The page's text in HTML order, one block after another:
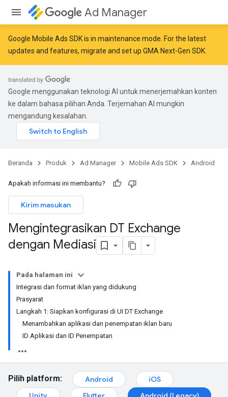
Ad Manager
Google Mobile Ads SDK is in maintenance mode. For the latest
updates and features, migrate and set up GMA Next-Gen SDK
Google menggunakan teknologi AI untuk menerjemahkan konten
ke dalam bahasa pilihan Anda. Terjemahan AI mungkin
mengandung kesalahan.
Beranda Produk Ad Manager Mobile Ads SDK Android
Apakah informasi ini membantu?
Kirim masukan
Mengintegrasikan DT Exchange
dengan Mediasi
Pada halaman ini
Integrasi dan format iklan yang didukung
Prasyarat
Langkah 1: Siapkan konfigurasi di UI DT Exchange
Menambahkan aplikasi dan penempatan iklan baru
ID Aplikasi dan ID Penempatan
Pilih platform: Android
iOS